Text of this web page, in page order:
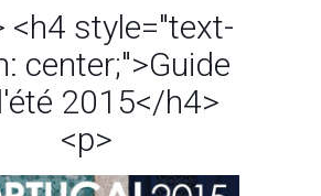
<h4 style="text-
center;">Guide
2015</h4>
<p>